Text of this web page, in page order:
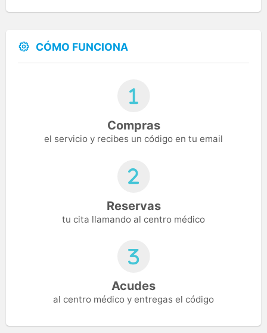
CÓMO FUNCIONA
Compras
el servicio y recibes un código en tu email
Reservas
tu cita llamando al centro médico
Acudes
al centro médico y entregas el código